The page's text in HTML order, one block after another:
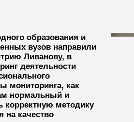
образования и
вузов направили
Ливанову, в
деятельности
мониторинга, как
нормальный и
корректную методику
на качество